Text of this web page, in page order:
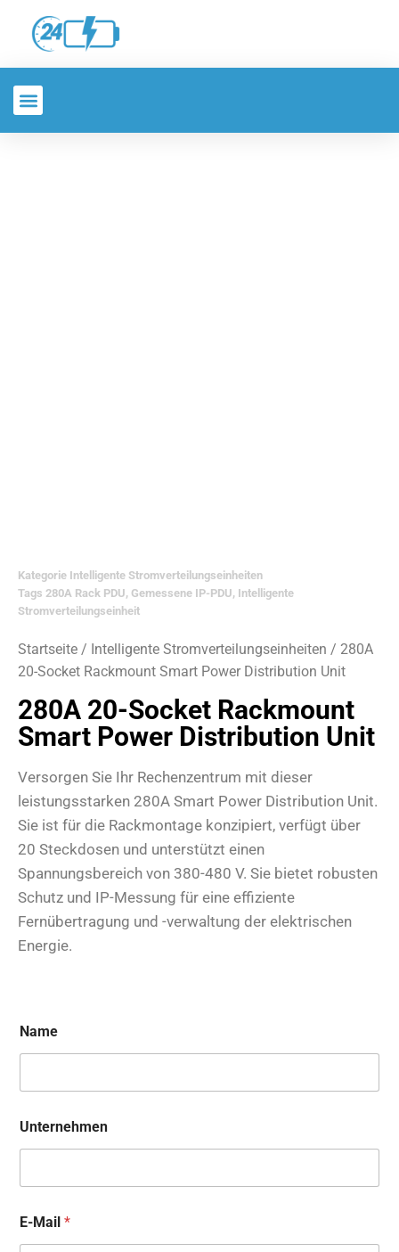
Kategorie Intelligente Stromverteilungseinheiten
Tags 280A Rack PDU, Gemessene IP-PDU, Intelligente
Stromverteilungseinheit
Startseite / Intelligente Stromverteilungseinheiten / 280A
20-Socket Rackmount Smart Power Distribution Unit
280A 20-Socket Rackmount
Smart Power Distribution Unit
Versorgen Sie Ihr Rechenzentrum mit dieser
leistungsstarken 280A Smart Power Distribution Unit.
Sie ist für die Rackmontage konzipiert, verfügt über
20 Steckdosen und unterstützt einen
Spannungsbereich von 380-480 V. Sie bietet robusten
Schutz und IP-Messung für eine effiziente
Fernübertragung und -verwaltung der elektrischen
Energie.
Name
Unternehmen
E-Mail *